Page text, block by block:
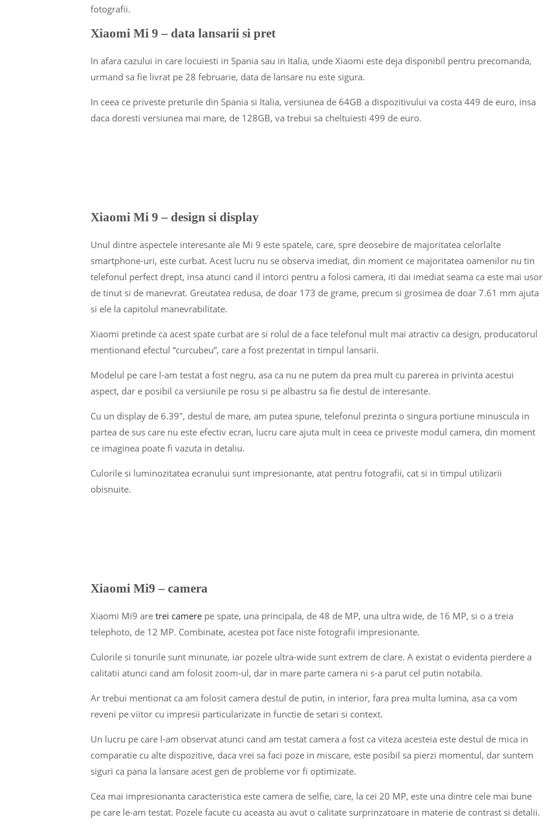
fotografii.
Xiaomi Mi 9 – data lansarii si pret
In afara cazului in care locuiesti in Spania sau in Italia, unde Xiaomi este deja disponibil pentru precomanda,
urmand sa fie livrat pe 28 februarie, data de lansare nu este sigura.
In ceea ce priveste preturile din Spania si Italia, versiunea de 64GB a dispozitivului va costa 449 de euro, insa
daca doresti versiunea mai mare, de 128GB, va trebui sa cheltuiesti 499 de euro.
Xiaomi Mi 9 – design si display
Unul dintre aspectele interesante ale Mi 9 este spatele, care, spre deosebire de majoritatea celorlalte
smartphone-uri, este curbat. Acest lucru nu se observa imediat, din moment ce majoritatea oamenilor nu tin
telefonul perfect drept, insa atunci cand il intorci pentru a folosi camera, iti dai imediat seama ca este mai usor
de tinut si de manevrat. Greutatea redusa, de doar 173 de grame, precum si grosimea de doar 7.61 mm ajuta
si ele la capitolul manevrabilitate.
Xiaomi pretinde ca acest spate curbat are si rolul de a face telefonul mult mai atractiv ca design, producatorul
mentionand efectul “curcubeu”, care a fost prezentat in timpul lansarii.
Modelul pe care l-am testat a fost negru, asa ca nu ne putem da prea mult cu parerea in privinta acestui
aspect, dar e posibil ca versiunile pe rosu si pe albastru sa fie destul de interesante.
Cu un display de 6.39″, destul de mare, am putea spune, telefonul prezinta o singura portiune minuscula in
partea de sus care nu este efectiv ecran, lucru care ajuta mult in ceea ce priveste modul camera, din moment
ce imaginea poate fi vazuta in detaliu.
Culorile si luminozitatea ecranului sunt impresionante, atat pentru fotografii, cat si in timpul utilizarii
obisnuite.
Xiaomi Mi9 – camera
Xiaomi Mi9 are trei camere pe spate, una principala, de 48 de MP, una ultra wide, de 16 MP, si o a treia
telephoto, de 12 MP. Combinate, acestea pot face niste fotografii impresionante.
Culorile si tonurile sunt minunate, iar pozele ultra-wide sunt extrem de clare. A existat o evidenta pierdere a
calitatii atunci cand am folosit zoom-ul, dar in mare parte camera ni s-a parut cel putin notabila.
Ar trebui mentionat ca am folosit camera destul de putin, in interior, fara prea multa lumina, asa ca vom
reveni pe viitor cu impresii particularizate in functie de setari si context.
Un lucru pe care l-am observat atunci cand am testat camera a fost ca viteza acesteia este destul de mica in
comparatie cu alte dispozitive, daca vrei sa faci poze in miscare, este posibil sa pierzi momentul, dar suntem
siguri ca pana la lansare acest gen de probleme vor fi optimizate.
Cea mai impresionanta caracteristica este camera de selfie, care, la cei 20 MP, este una dintre cele mai bune
pe care le-am testat. Pozele facute cu aceasta au avut o calitate surprinzatoare in materie de contrast si detalii.